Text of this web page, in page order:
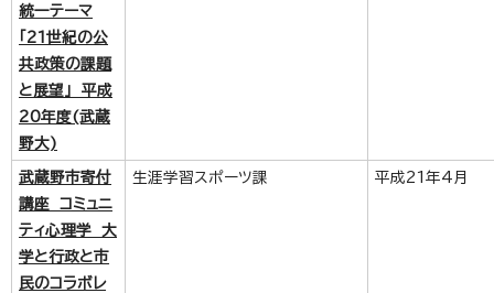
統一テーマ
「21世紀の公
共政策の課題
と展望」 平成
20年度(武蔵
野大)
武蔵野市寄付
講座 コミュニ
ティ心理学 大
学と行政と市
民のコラボレ
生涯学習スポーツ課 平成21年4月